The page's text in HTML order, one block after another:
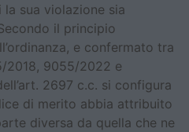
sua violazione sia
il principio
e confermato tra
2018, 9055/2022 e
2697 c.c. si configura
di merito abbia attribuito
diversa da quella che ne